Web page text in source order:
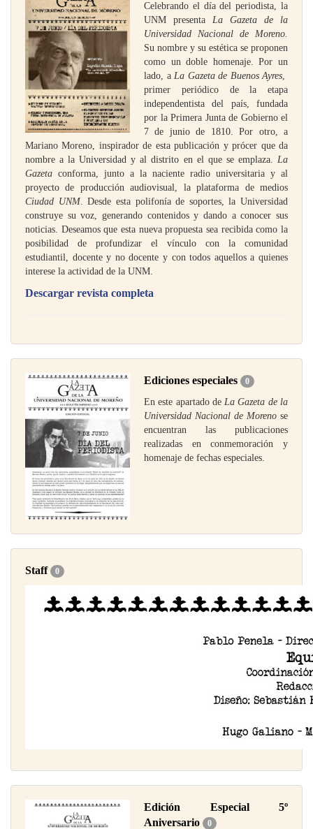
Celebrando el día del periodista, la
UNM presenta La Gazeta de la
Universidad Nacional de Moreno.
Su nombre y su estética se proponen
como un doble homenaje. Por un
lado, a La Gazeta de Buenos Ayres,
primer periódico de la etapa
independentista del país, fundada
por la Primera Junta de Gobierno el
7 de junio de 1810. Por otro, a
Mariano Moreno, inspirador de esta publicación y prócer que da
nombre a la Universidad y al distrito en el que se emplaza. La
Gazeta conforma, junto a la naciente radio universitaria y al
proyecto de producción audiovisual, la plataforma de medios
Ciudad UNM. Desde esta polifonía de soportes, la Universidad
construye su voz, generando contenidos y dando a conocer sus
noticias. Deseamos que esta nueva propuesta sea recibida como la
posibilidad de profundizar el vínculo con la comunidad
estudiantil, docente y no docente y con todos aquellos a quienes
interese la actividad de la UNM.
Descargar revista completa
Ediciones especiales 0
En este apartado deLa Gazeta de la
Universidad Nacional de Moreno se
encuentran las publicaciones
realizadas en conmemoración y
homenaje de fechas especiales.
Staff 0
Edición Especial 5º
Aniversario
0